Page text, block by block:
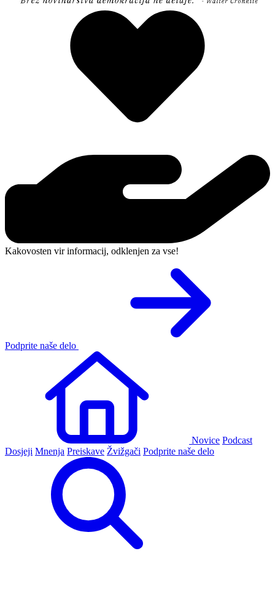
Kakovosten vir informacij, odklenjen za vse!
Podprite naše delo
Novice Podcast
Dosjeji Mnenja Preiskave Žvižgači Podprite naše delo